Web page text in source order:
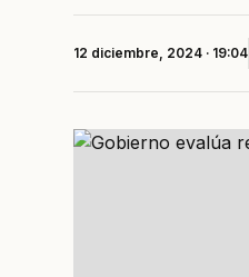
12 diciembre, 2024 · 19:04